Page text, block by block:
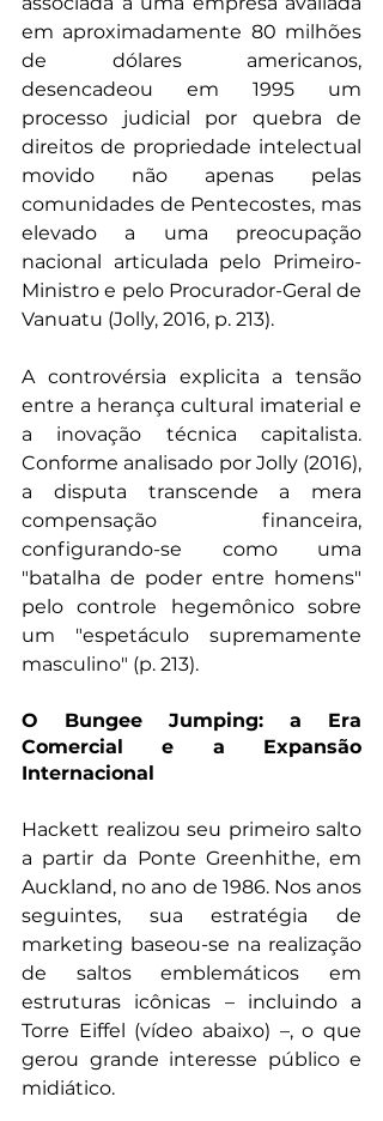
em aproximadamente 80 milhões
de dólares americanos,
desencadeou em 1995 um
processo judicial por quebra de
direitos de propriedade intelectual
movido não apenas pelas
comunidades de Pentecostes, mas
elevado a uma preocupação
nacional articulada pelo Primeiro-
Ministro e pelo Procurador-Geral de
Vanuatu (Jolly, 2016, p. 213).
A controvérsia explicita a tensão
entre a herança cultural imaterial e
a inovação técnica capitalista.
Conforme analisado por Jolly (2016),
a disputa transcende a mera
compensação financeira,
configurando-se como uma
"batalha de poder entre homens"
pelo controle hegemônico sobre
um "espetáculo supremamente
masculino" (p. 213).
O Bungee Jumping: a Era
Comercial e a Expansão
Internacional
Hackett realizou seu primeiro salto
a partir da Ponte Greenhithe, em
Auckland, no ano de 1986. Nos anos
seguintes, sua estratégia de
marketing baseou-se na realização
de saltos emblemáticos em
estruturas icônicas – incluindo a
Torre Eiffel (vídeo abaixo) –, o que
gerou grande interesse público e
midiático.